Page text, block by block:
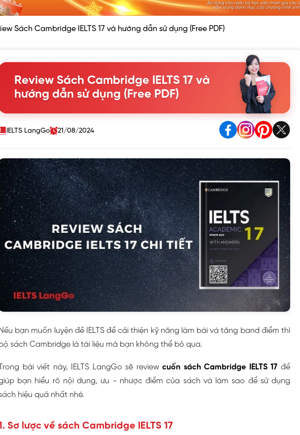
Sách Cambridge IELTS 17 và hướng dẫn sử dụng (Free PDF)
Review Sách Cambridge IELTS 17 và
hướng dẫn sử dụng (Free PDF)
IELTS LangGo 21/08/2024
Nếu bạn muốn luyện đề IELTS để cải thiện kỹ năng làm bài và tăng band điểm thì
sách Cambridge là tài liệu mà bạn không thể bỏ qua.
Trong bài viết này, IELTS LangGo sẽ reviewcuốn sách Cambridge IELTS 17 để
bạn hiểu rõ nội dung, ưu - nhược điểm của sách và làm sao để sử dụng
hiệu quả nhất nhé.
Sơ lược về sách Cambridge IELTS 17